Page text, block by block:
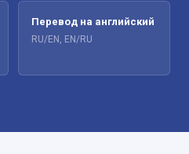
Перевод на английский
RU/EN, EN/RU